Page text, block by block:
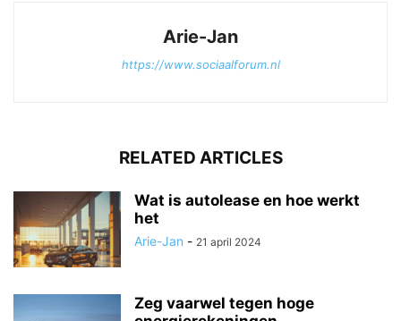
Arie-Jan
https://www.sociaalforum.nl
RELATED ARTICLES
Wat is autolease en hoe werkt
het
Arie-Jan - 21 april 2024
Zeg vaarwel tegen hoge